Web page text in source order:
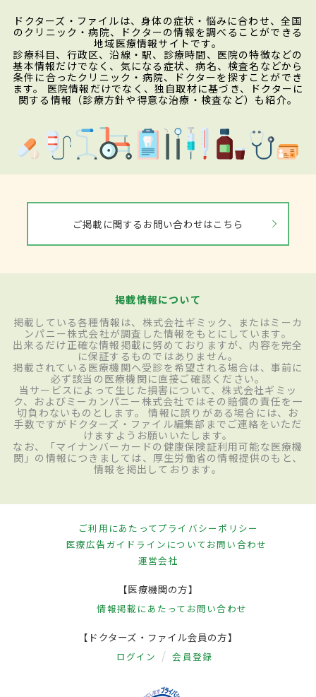
ドクターズ・ファイルは、身体の症状・悩みに合わせ、全国
のクリニック・病院、ドクターの情報を調べることができる
地域医療情報サイトです。
診療科目、行政区、沿線・駅、診療時間、医院の特徴などの
基本情報だけでなく、気になる症状、病名、検査名などから
条件に合ったクリニック・病院、ドクターを探すことができ
ます。 医院情報だけでなく、独自取材に基づき、ドクターに
関する情報（診療方針や得意な治療・検査など）も紹介。
ご掲載に関するお問い合わせはこちら
掲載情報について
掲載している各種情報は、株式会社ギミック、またはミーカ
ンパニー株式会社が調査した情報をもとにしています。
出来るだけ正確な情報掲載に努めておりますが、内容を完全
に保証するものではありません。
掲載されている医療機関へ受診を希望される場合は、事前に
必ず該当の医療機関に直接ご確認ください。
当サービスによって生じた損害について、株式会社ギミッ
ク、およびミーカンパニー株式会社ではその賠償の責任を一
切負わないものとします。 情報に誤りがある場合には、お
手数ですがドクターズ・ファイル編集部までご連絡をいただ
けますようお願いいたします。
なお、「マイナンバーカードの健康保険証利用可能な医療機
関」の情報につきましては、厚生労働省の情報提供のもと、
情報を掲出しております。
ご利用にあたってプライバシーポリシー
医療広告ガイドラインについてお問い合わせ
運営会社
【医療機関の方】
情報掲載にあたって お問い合わせ
【ドクターズ・ファイル会員の方】
ログイン 会員登録